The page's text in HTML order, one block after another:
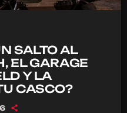
SALTO AL
EL GARAGE
Y LA
CASCO?
6